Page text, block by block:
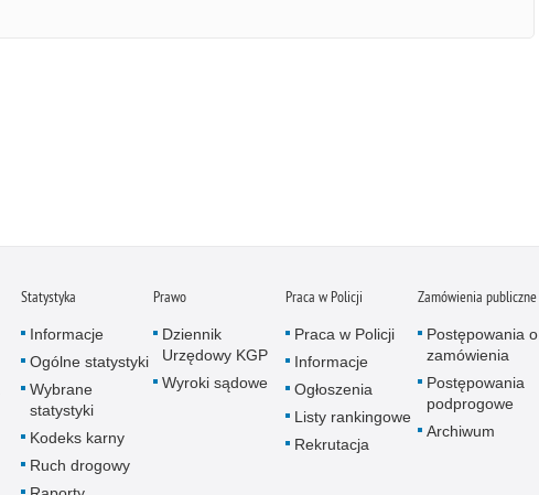
Statystyka
Informacje
Ogólne statystyki
Wybrane
statystyki
Kodeks karny
Ruch drogowy
Prawo
Dziennik
Urzędowy KGP
Wyroki sądowe
Praca w Policji
Praca w Policji
Informacje
Ogłoszenia
Listy rankingowe
Rekrutacja
Zamówienia publiczne
Postępowania o
zamówienia
Postępowania
podprogowe
Archiwum